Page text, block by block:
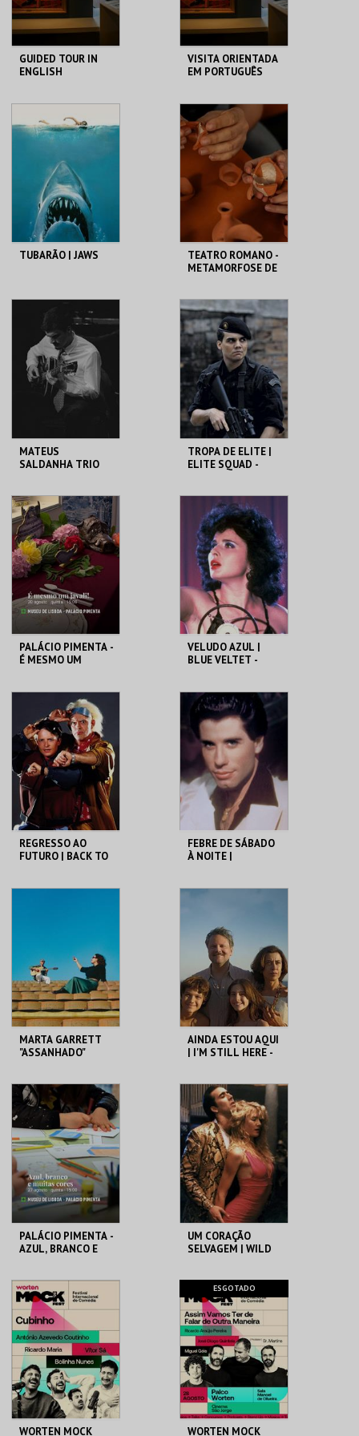
GUIDED TOUR IN
ENGLISH
PESSOA
MAIS INFO
COMPRAR
VISITA ORIENTADA
EM PORTUGUÊS
CASA FERNANDO
PESSOA
MAIS INFO
COMPRAR
TUBARÃO | JAWS
MAIS INFO
COMPRAR
TEATRO ROMANO -
METAMORFOSE DE
ML - TEATRO
ROMANO
MAIS INFO
COMPRAR
MATEUS
SALDANHA TRIO
CAPITÓLIO.
MAIS INFO
COMPRAR
TROPA DE ELITE |
ELITE SQUAD -
CAPITÓLIO.
MAIS INFO
COMPRAR
PALÁCIO PIMENTA -
É MESMO UM
ML - PALÁCIO
PIMENTA
MAIS INFO
COMPRAR
VELUDO AZUL |
BLUE VELTET -
CAPITÓLIO.
MAIS INFO
COMPRAR
REGRESSO AO
FUTURO | BACK TO
MAIS INFO
COMPRAR
FEBRE DE SÁBADO
À NOITE |
MAIS INFO
COMPRAR
MARTA GARRETT
"ASSANHADO"
CAPITÓLIO.
MAIS INFO
COMPRAR
AINDA ESTOU AQUI
| I'M STILL HERE -
CAPITÓLIO.
MAIS INFO
COMPRAR
PALÁCIO PIMENTA -
AZUL, BRANCO E
ML - PALÁCIO
PIMENTA
MAIS INFO
COMPRAR
UM CORAÇÃO
SELVAGEM | WILD
CAPITÓLIO.
MAIS INFO
COMPRAR
WORTEN MOCK
ESGOTADO
WORTEN MOCK